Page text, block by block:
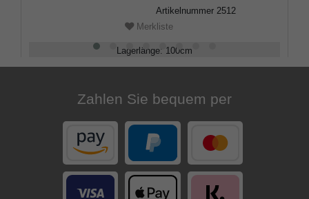
Artikelnummer 2512
Merkliste
Lagerlänge: 100cm
Zahlen Sie bequem per